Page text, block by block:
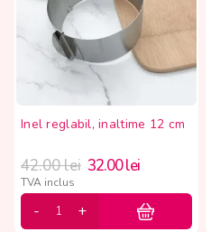
Inel reglabil, inaltime 12 cm
42.00lei 32.00lei
TVA inclus